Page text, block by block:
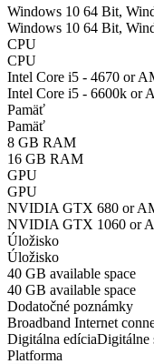
Windows 10 64 Bit,
Windows 10 64 Bit,
CPU
CPU
Intel Core i5 - 4670 or
Intel Core i5 - 6600k or
Pamäť
Pamäť
8 GB RAM
16 GB RAM
GPU
GPU
NVIDIA GTX 680 or
NVIDIA GTX 1060 or
Úložisko
Úložisko
40 GB available space
40 GB available space
Dodatočné poznámky
Broadband Internet
Digitálna edíciaDigitálne
Platforma